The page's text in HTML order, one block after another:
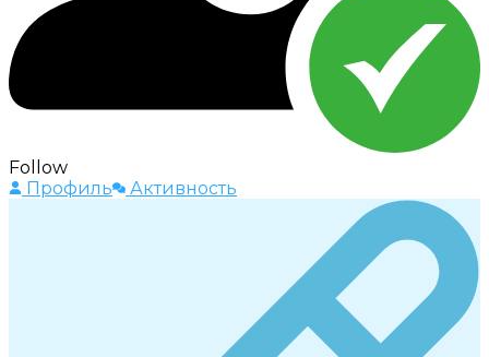
Follow
Профиль
Активность